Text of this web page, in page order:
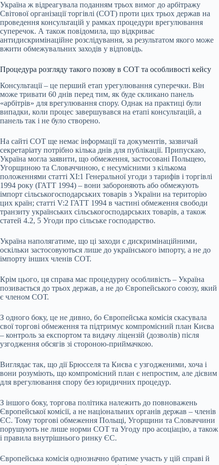
Україна ж відреагувала поданням трьох вимог до арбітражу
Світової організації торгівлі (СОТ) проти цих трьох держав на
проведення консультацій у рамках процедури врегулювання
суперечок. А також повідомила, що відкриває
антидискримінаційне розслідування, за результатом якого може
вжити обмежувальних заходів у відповідь.
Процедура розгляду такого позову в СОТ та особливості кейсу
Консультації – це перший етап урегулювання суперечки. Він
може тривати 60 днів перед тим, як буде скликано панель
«арбітрів» для врегулювання спору. Однак на практиці були
випадки, коли процес завершувався на етапі консультацій, а
панель так і не було створено.
На сайті СОТ ще немає інформації та документів, зазвичай
секретаріату потрібно кілька днів для публікації. Припускаю,
Україна могла заявити, що обмеження, застосовані Польщею,
Угорщиною та Словаччиною, є несумісними з кількома
положеннями статті XI:1 Генеральної угоди з тарифів і торгівлі
1994 року (ГАТТ 1994) – вони забороняють або обмежують
імпорт сільськогосподарських товарів з України на територію
цих країн; статті V:2 ГАТТ 1994 в частині обмеження свободи
транзиту українських сільськогосподарських товарів, а також
статей 4.2, 5 Угоди про сільське господарство.
Україна наполягатиме, що ці заходи є дискримінаційними,
оскільки застосовуються лише до українського імпорту, а не до
імпорту інших членів СОТ.
Крім цього, ця справа має процедурну особливість – Україна
позивається до трьох держав, а не до Європейського союзу, який
є членом СОТ.
З одного боку, це не дивно, бо Європейська комісія скасувала
свої торгові обмеження та підтримує компромісний план Києва
– контроль за експортом та видачу ліцензій (дозволів) після
узгодження обсягів зі стороною-приймачкою.
Виглядає так, що дії Брюсселя та Києва є узгодженими, хоча і
вони розуміють, що компромісний план є непростим, але дієвим
для врегулювання спору без юридичних процедур.
З іншого боку, торгова політика належить до повноважень
Європейської комісії, а не національних органів держав – членів
ЄС. Тому торгові обмеження Польщі, Угорщини та Словаччини
порушують не лише норми СОТ та Угоду про асоціацію, а також
і правила внутрішнього ринку ЄС.
Європейська комісія однозначно братиме участь у цій справі й